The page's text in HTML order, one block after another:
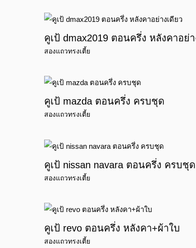
คูเป้ dmax2019 ตอนครึ่ง หลังคาอย่า
สองแถวทรงเตี้ย
คูเป้ mazda ตอนครึ่ง ครบชุด
สองแถวทรงเตี้ย
คูเป้ nissan navara ตอนครึ่ง ครบชุด
สองแถวทรงเตี้ย
คูเป้ revo ตอนครึ่ง หลังคา+ผ้าใบ
สองแถวทรงเตี้ย